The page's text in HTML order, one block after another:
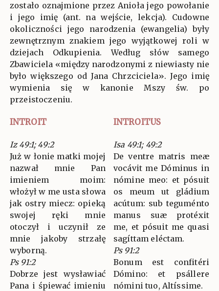
zostało oznajmione przez Anioła jego powołanie
i jego imię (ant. na wejście, lekcja). Cudowne
okoliczności jego narodzenia (ewangelia) były
zewnętrznym znakiem jego wyjątkowej roli w
dziejach Odkupienia. Według słów samego
Zbawiciela «między narodzonymi z niewiasty nie
było większego od Jana Chrzciciela». Jego imię
wymienia się w kanonie Mszy św. po
przeistoczeniu.
INTROIT INTROITUS
Iz 49:1; 49:2
Już w łonie matki mojej
nazwał mnie Pan
imieniem moim:
włożył w me usta słowa
jak ostry miecz: opieką
swojej ręki mnie
otoczył i uczynił ze
mnie jakoby strzałę
wyborną.
Ps 91:2
Dobrze jest wysławiać
Pana i śpiewać imieniu
Isa 49:1; 49:2
De ventre matris meæ
vocávit me Dóminus in
nómine meo: et pósuit
os meum ut gládium
acútum: sub teguménto
manus suæ protéxit
me, et pósuit me quasi
sagíttam eléctam.
Ps 91:2
Bonum est confitéri
Dómino: et psállere
nómini tuo, Altíssime.